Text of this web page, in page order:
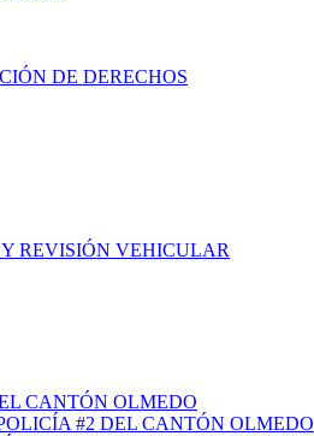
DE DERECHOS
REVISIÓN VEHICULAR
CANTÓN OLMEDO
#2 DEL CANTÓN OLMEDO